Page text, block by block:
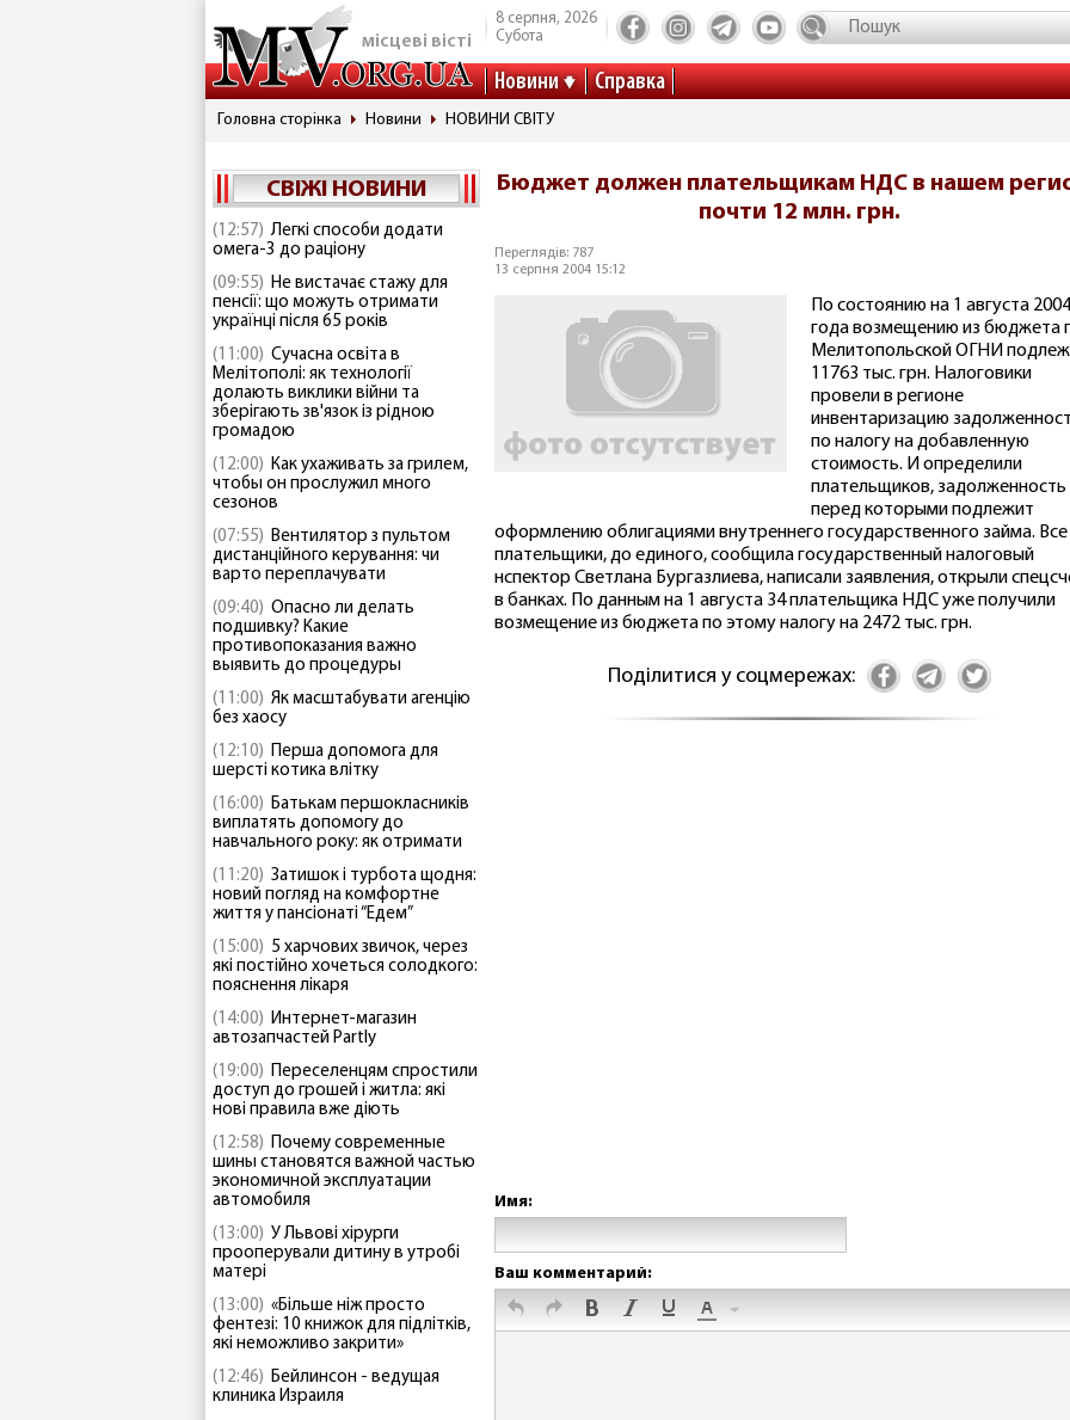
місцеві вісті
8 серпня, 2026
Субота
Новини Справка
Головна сторінка Новини НОВИНИ СВІТУ
СВІЖІ НОВИНИ
(12:57) Легкі способи додати
омега-3 до раціону
(09:55) Не вистачає стажу для
пенсії: що можуть отримати
українці після 65 років
(11:00) Сучасна освіта в
Мелітополі: як технології
долають виклики війни та
зберігають зв'язок із рідною
громадою
(12:00) Как ухаживать за грилем,
чтобы он прослужил много
сезонов
(07:55) Вентилятор з пультом
дистанційного керування: чи
варто переплачувати
(09:40) Опасно ли делать
подшивку? Какие
противопоказания важно
выявить до процедуры
(11:00) Як масштабувати агенцію
без хаосу
(12:10) Перша допомога для
шерсті котика влітку
(16:00) Батькам першокласників
виплатять допомогу до
навчального року: як отримати
(11:20) Затишок і турбота щодня:
новий погляд на комфортне
життя у пансіонаті “Едем”
(15:00) 5 харчових звичок, через
які постійно хочеться солодкого:
пояснення лікаря
(14:00) Интернет-магазин
автозапчастей Partly
(19:00) Переселенцям спростили
доступ до грошей і житла: які
нові правила вже діють
(12:58) Почему современные
шины становятся важной частью
экономичной эксплуатации
автомобиля
(13:00) У Львові хірурги
прооперували дитину в утробі
матері
(13:00) «Більше ніж просто
фентезі: 10 книжок для підлітків,
які неможливо закрити»
(12:46) Бейлинсон - ведущая
клиника Израиля
Бюджет должен плательщикам НДС в нашем
почти 12 млн. грн.
Переглядів: 787
13 серпня 2004 15:12
По состоянию на 1 августа 2004
года возмещению из бюджета
Мелитопольской ОГНИ
11763 тыс. грн. Налоговики
провели в регионе
инвентаризацию
по налогу на добавленную
стоимость. И определили
плательщиков, задолженность
перед которыми подлежит
оформлению облигациями внутреннего государственного займа. Все
плательщики, до единого, сообщила государственный налоговый
нспектор Светлана Бургазлиева, написали заявления, открыли
в банках. По данным на 1 августа 34 плательщика НДС уже получили
возмещение из бюджета по этому налогу на 2472 тыс. грн.
Поділитися у соцмережах:
Имя:
Ваш комментарий: